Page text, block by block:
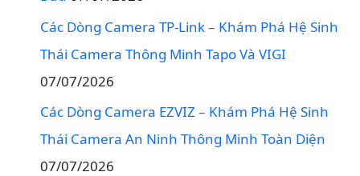
Các Dòng Camera TP-Link – Khám Phá Hệ Sinh
Thái Camera Thông Minh Tapo Và VIGI
07/07/2026
Các Dòng Camera EZVIZ – Khám Phá Hệ Sinh
Thái Camera An Ninh Thông Minh Toàn Diện
07/07/2026